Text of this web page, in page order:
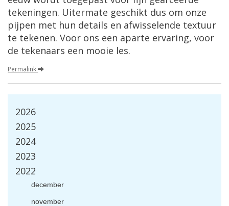
tekeningen. Uitermate geschikt dus om onze
pijpen met hun details en afwisselende textuur
te tekenen. Voor ons een aparte ervaring, voor
de tekenaars een mooie les.
Permalink
2026
2025
2024
2023
2022
december
november